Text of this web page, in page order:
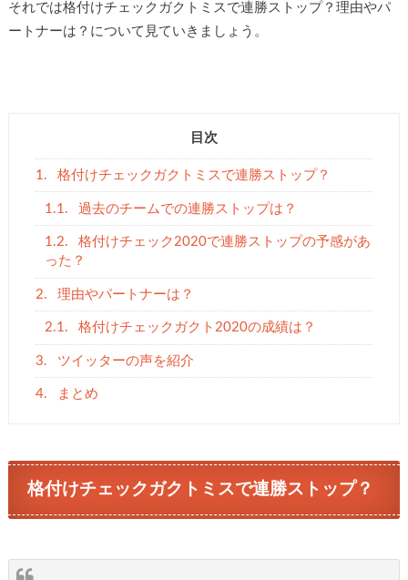
それでは格付けチェックガクトミスで連勝ストップ？理由やパ
ートナーは？について見ていきましょう。
目次
1. 格付けチェックガクトミスで連勝ストップ？
1.1. 過去のチームでの連勝ストップは？
1.2.
格付けチェック2020で連勝ストップの予感があ
った？
2. 理由やパートナーは？
2.1. 格付けチェックガクト2020の成績は？
3. ツイッターの声を紹介
4. まとめ
格付けチェックガクトミスで連勝ストップ？